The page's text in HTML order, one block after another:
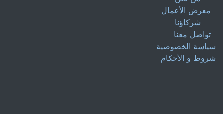
معرض الأعمال
شركاؤنا
تواصل معنا
سياسة الخصوصية
شروط و الأحكام